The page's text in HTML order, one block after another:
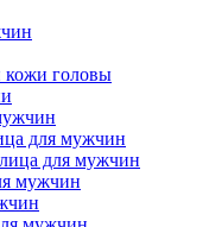
кожи головы
для мужчин
для мужчин
мужчин